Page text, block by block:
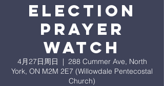
Election
Prayer
Watch
4月27日周日
  |
288 Cummer Ave, North
York, ON M2M 2E7 (Willowdale Pentecostal
Church)